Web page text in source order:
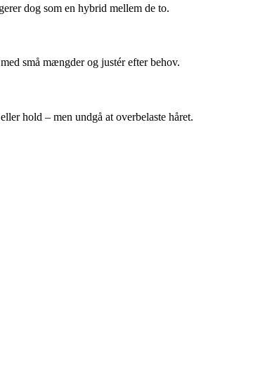
dog som en hybrid mellem de to.
små mængder og justér efter behov.
hold – men undgå at overbelaste håret.